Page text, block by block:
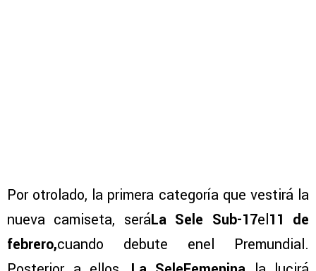
Por otrolado, la primera categoría que vestirá la
nueva camiseta, seráLa Sele Sub-17el11 de
febrero,cuando debute enel Premundial.